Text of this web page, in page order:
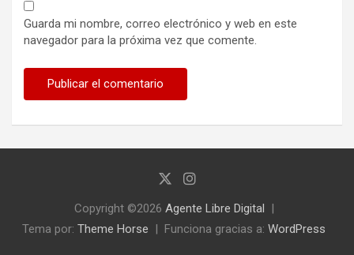
Guarda mi nombre, correo electrónico y web en este
navegador para la próxima vez que comente.
Copyright ©2026 Agente Libre Digital
Tema por: Theme Horse Funciona gracias a: WordPress